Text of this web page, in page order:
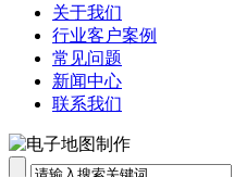
关于我们
行业客户案例
常见问题
新闻中心
联系我们